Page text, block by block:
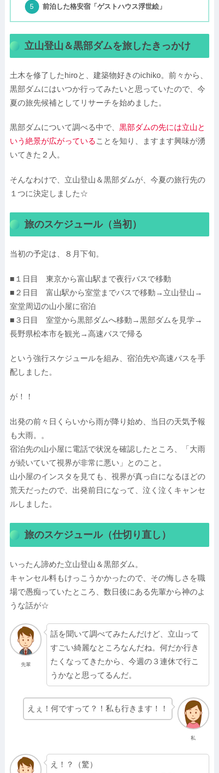
前泊した格安宿「ゲストハウス浮世絵」
立山登山＆黒部ダムを旅したきっかけ
土木を修了したhiroと、建築物好きのichiko。前々から、
黒部ダムにはいつか行ってみたいと思っていたので、今
夏の旅先候補としてリサーチを始めました。
黒部ダムについて調べる中で、 黒部ダムの先には立山と
いう絶景が広がっている ことを知り、ますます興味が湧
いてきた２人。
そんなわけで、立山登山＆黒部ダムが、今夏の旅行先の
１つに決定しました☆
旅のスケジュール（当初）
当初の予定は、８月下旬。
■１日目 東京から富山駅まで夜行バスで移動
■２日目 富山駅から室堂までバスで移動→立山登山→
室堂周辺の山小屋に宿泊
■３日目 室堂から黒部ダムへ移動→黒部ダムを見学→
長野県松本市を観光→高速バスで帰る
という強行スケジュールを組み、宿泊先や高速バスを手
配しました。
が！！
出発の前々日くらいから雨が降り始め、当日の天気予報
も大雨。。
宿泊先の山小屋に電話で状況を確認したところ、「大雨
が続いていて視界が非常に悪い」とのこと。
山小屋のインスタを見ても、視界が真っ白になるほどの
荒天だったので、出発前日になって、泣く泣くキャンセ
ルしました。
旅のスケジュール（仕切り直し）
いったん諦めた立山登山＆黒部ダム。
キャンセル料もけっこうかかったので、その悔しさを職
場で愚痴っていたところ、数日後にある先輩から神のよ
うな話が☆
先輩
話を聞いて調べてみたんだけど、立山って
すごい綺麗なところなんだね。何だか行き
たくなってきたから、今週の３連休で行こ
うかなと思ってるんだ。
私
えぇ！何ですって？！私も行きます！！
え！？（驚）